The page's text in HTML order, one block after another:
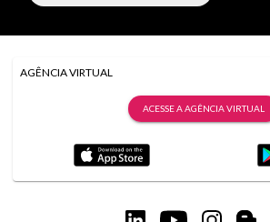
AGÊNCIA VIRTUAL
ACESSE A AGÊNCIA VIRTUAL